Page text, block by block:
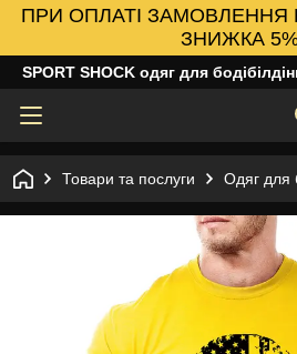
ПРИ ОПЛАТІ ЗАМОВЛЕННЯ
ЗНИЖКА
SPORT SHOCK одяг для
Товари та послуги Одяг для